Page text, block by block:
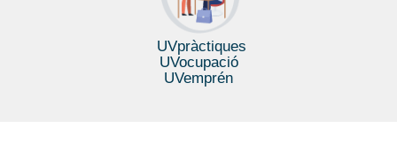
UVpràctiques
UVocupació
UVemprén